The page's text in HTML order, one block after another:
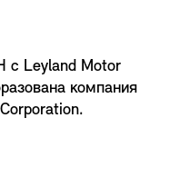
с Leyland Motor
компания